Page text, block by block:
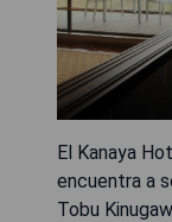
El Kanaya
encuentra a
Tobu